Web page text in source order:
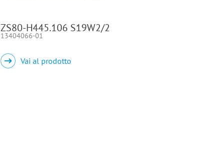
ZS80-H445.106 S19W2/2
13404066-01
Vai al prodotto